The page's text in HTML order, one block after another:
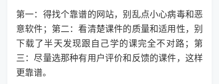
第一：得找个靠谱的网站，别乱点小心病毒和恶
意软件；第二：看清楚课件的质量和适用性，别
下载了半天发现跟自己学的课完全不对路；第
三：尽量选那种有用户评价和反馈的课件，这样
更靠谱。